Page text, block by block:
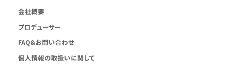
会社概要
プロデューサー
FAQ&お問い合わせ
個人情報の取扱いに関して